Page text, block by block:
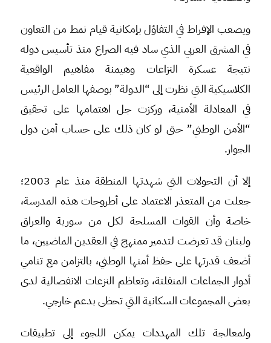
ويصعب الإفراط في التفاؤل بإمكانية قيام نمط من التعاون
في المشرق العربي الذي ساد فيه الصراع منذ تأسيس دوله
نتيجة عسكرة النزاعات وهيمنة مفاهيم الواقعية
الكلاسيكية التي نظرت إلى “الدولة” بوصفها العامل الرئيس
في المعادلة الأمنية، وركزت جل اهتمامها على تحقيق
“الأمن الوطني” حتى لو كان ذلك على حساب أمن دول
الجوار.
إلا أن التحولات التي شهدتها المنطقة منذ عام 2003؛
جعلت من المتعذر الاعتماد على أطروحات هذه المدرسة،
خاصة وأن القوات المسلحة لكل من سورية والعراق
ولبنان قد تعرضت لتدمير ممنهج في العقدين الماضيين، ما
أضعف قدرتها على حفظ أمنها الوطني، بالتزامن مع تنامي
أدوار الجماعات المنفلتة، وتعاظم النزعات الانفصالية لدى
بعض المجموعات السكانية التي تحظى بدعم خارجي.
ولمعالجة تلك المهددات يمكن اللجوء إلى تطبيقات